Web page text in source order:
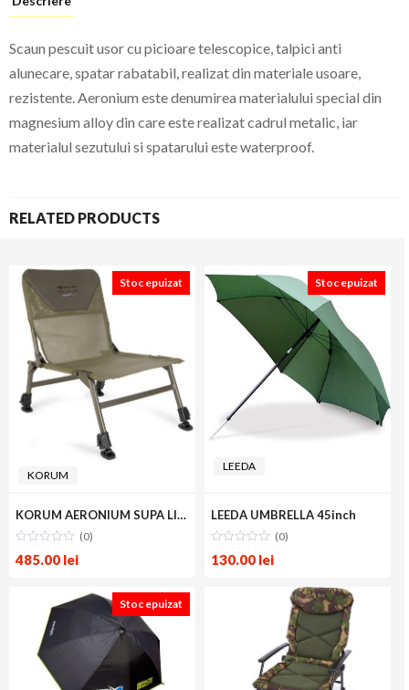
Scaun pescuit usor cu picioare telescopice, talpici anti
alunecare, spatar rabatabil, realizat din materiale usoare,
rezistente. Aeronium este denumirea materialului special din
magnesium alloy din care este realizat cadrul metalic, iar
materialul sezutului si spatarului este waterproof.
RELATED PRODUCTS
Stoc epuizat
KORUM
KORUM AERONIUM SUPA LITE CHAIR V2
(0)
485.00 lei
Stoc epuizat
LEEDA
LEEDA UMBRELLA 45inch
(0)
130.00 lei
Stoc epuizat